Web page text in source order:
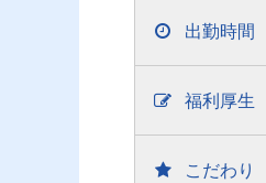
出勤時間
福利厚生
こだわり